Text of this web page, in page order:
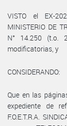
VISTO el EX-
MINISTERIO DE
N° 14.250 (t.o.
modificatorias, y
CONSIDERANDO:
Que en las
expediente de
F.O.E.T.R.A.